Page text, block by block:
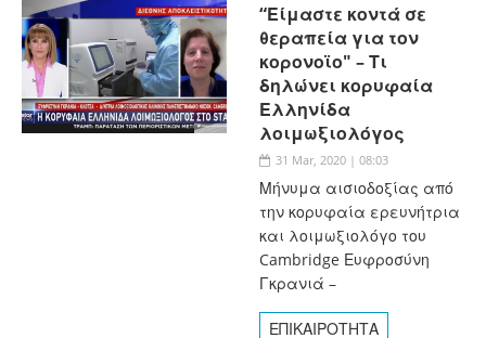
“Είμαστε κοντά σε
θεραπεία για τον
κορονοϊο" – Τι
δηλώνει κορυφαία
Ελληνίδα
λοιμωξιολόγος
31 Mar, 2020 | 08:03
Μήνυμα αισιοδοξίας από
την κορυφαία ερευνήτρια
και λοιμωξιολόγο του
Cambridge Ευφροσύνη
Γκρανιά –
ΕΠΙΚΑΙΡΟΤΗΤΑ